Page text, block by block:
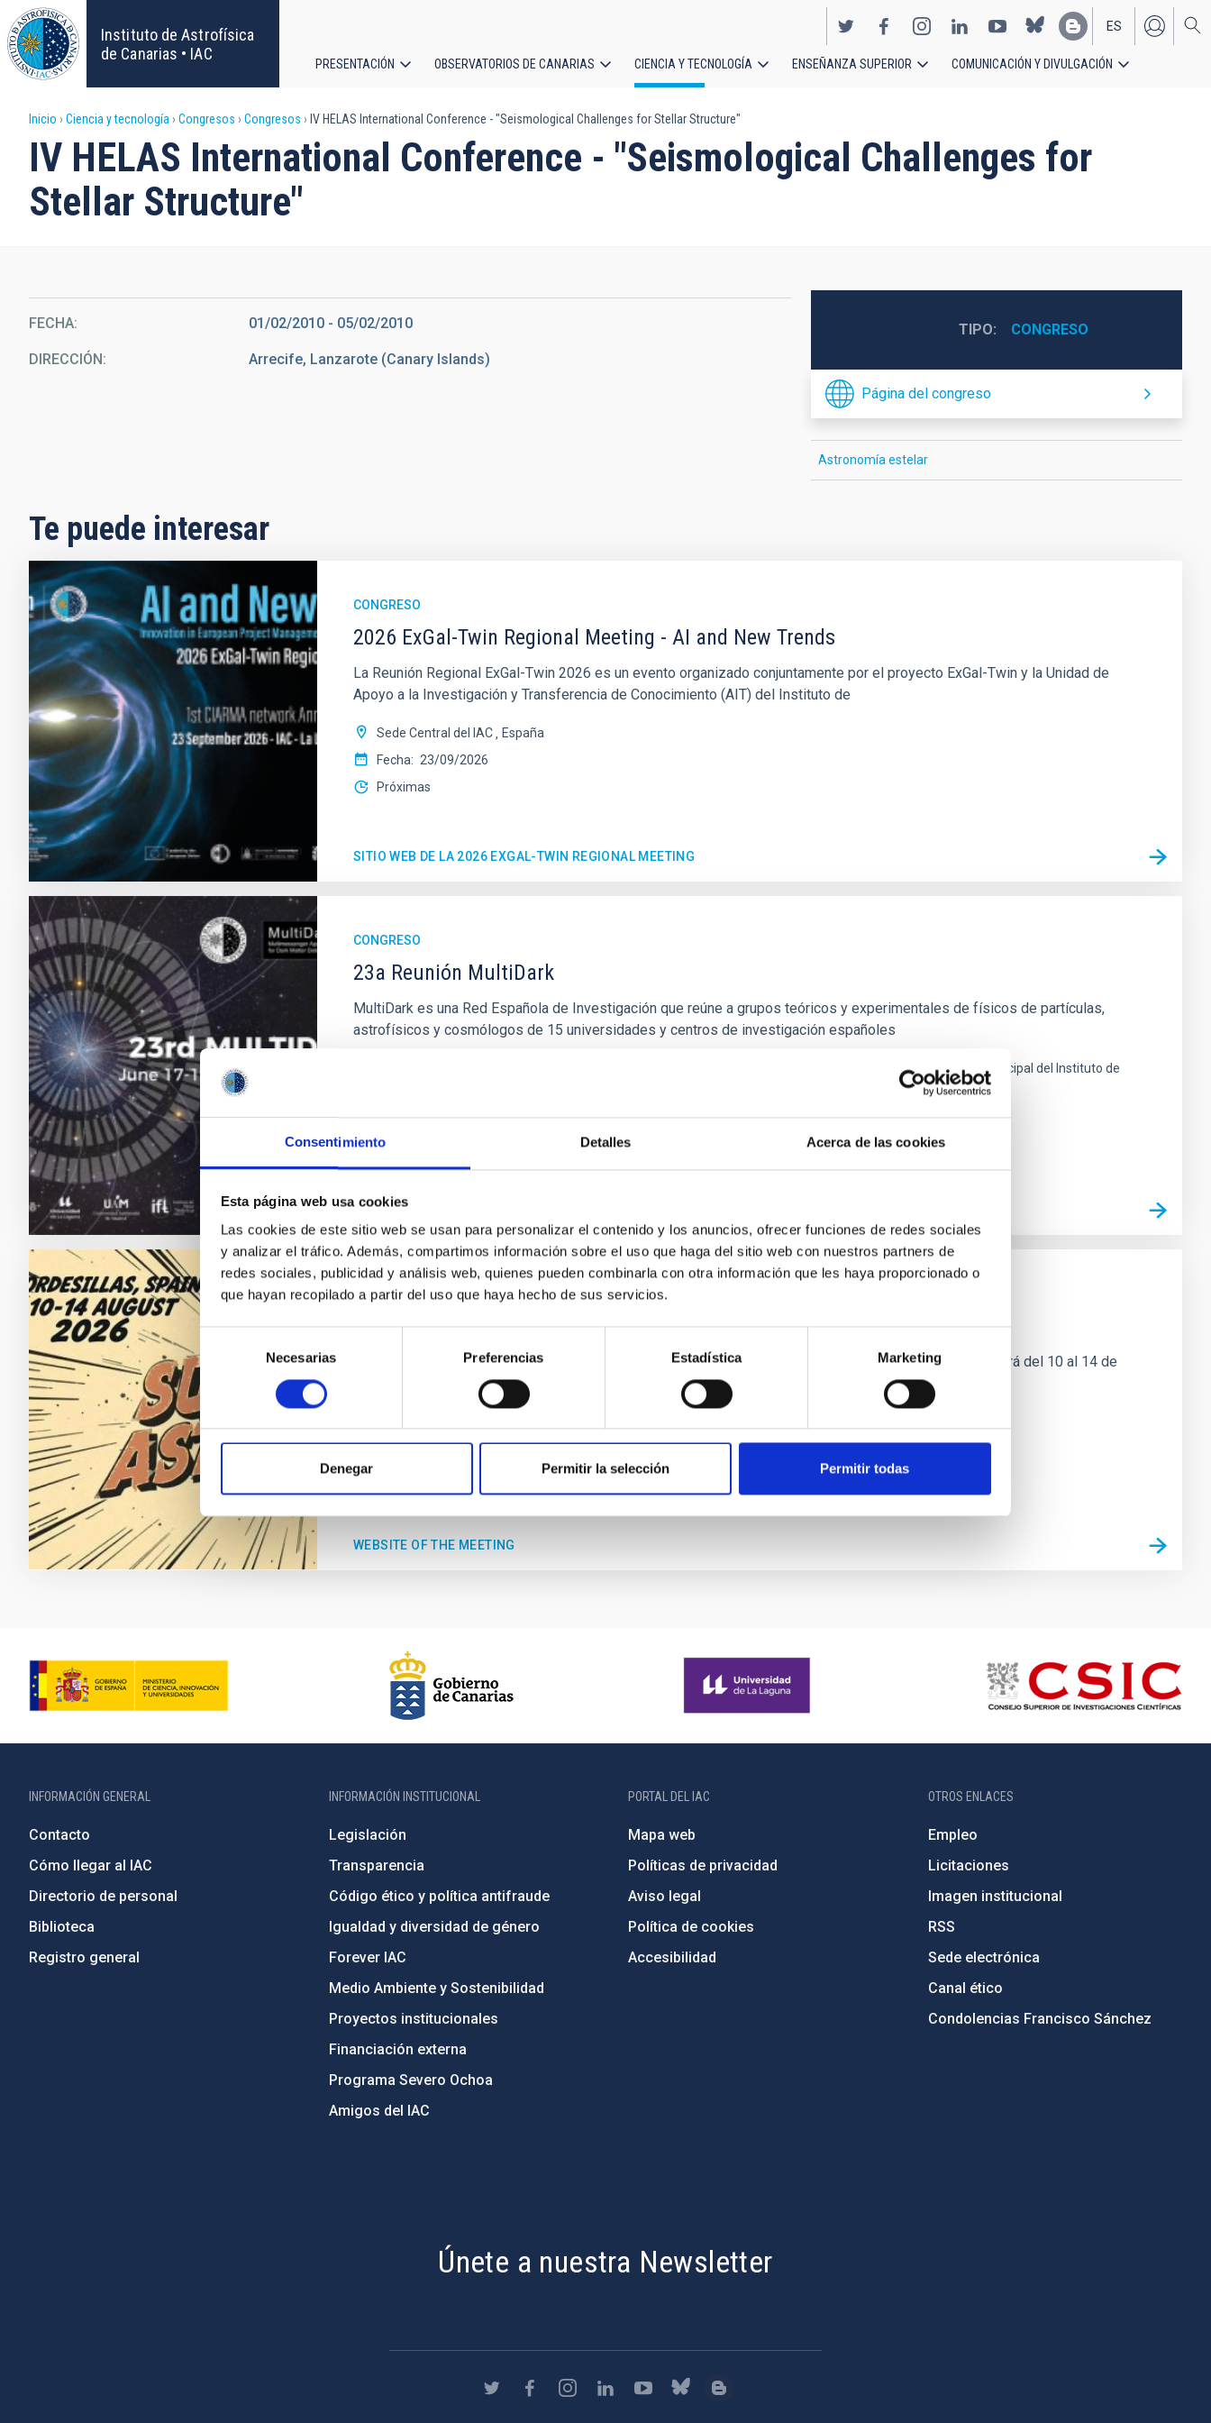
Consentimiento Detalles Acerca de las cookies
Esta página web usa cookies
Las cookies de este sitio web se usan para personalizar el contenido y los anuncios, ofrecer funciones de redes sociales
y analizar el tráfico. Además, compartimos información sobre el uso que haga del sitio web con nuestros partners de
redes sociales, publicidad y análisis web, quienes pueden combinarla con otra información que les haya proporcionado o
que hayan recopilado a partir del uso que haya hecho de sus servicios.
de
consentimiento
Necesarias Preferencias Estadística Marketing
Denegar Permitir la selección Permitir todas
Pasar
al
contenido
principal
Instituto de Astrofísica
de Canarias • IAC
EN
ES
principal
PRESENTACIÓN OBSERVATORIOS DE CANARIAS CIENCIA Y TECNOLOGÍA ENSEÑANZA SUPERIOR COMUNICACIÓN Y DIVULGACIÓN
Sobrescribir
enlaces
de
a
la
navegación
Inicio Ciencia y tecnología Congresos Congresos IV HELAS International Conference - "Seismological Challenges for Stellar Structure"
IV HELAS International Conference - "Seismological Challenges for
Stellar Structure"
FECHA 01/02/2010 - 05/02/2010
DIRECCIÓN Arrecife, Lanzarote (Canary Islands)
TIPO CONGRESO
Página del congreso
Astronomía estelar
Te puede interesar
CONGRESO
2026 ExGal-Twin Regional Meeting - AI and New Trends
La Reunión Regional ExGal-Twin 2026 es un evento organizado conjuntamente por el proyecto ExGal-Twin y la Unidad de
Apoyo a la Investigación y Transferencia de Conocimiento (AIT) del Instituto de
Sede Central del IAC
España
Fecha
23/09/2026
Próximas
SITIO WEB DE LA 2026 EXGAL-TWIN REGIONAL MEETING
CONGRESO
23a Reunión MultiDark
MultiDark es una Red Española de Investigación que reúne a grupos teóricos y experimentales de físicos de partículas,
astrofísicos y cosmólogos de 15 universidades y centros de investigación españoles
"Salón de actos" del "Museo de las Ciencias y el Cosmos" en San Cristóbal de La Laguna en frente al edificio principal del Instituto de
Anteriores
SITIO WEB DE LA 23A REUNIÓN MULTIDARK
CONGRESO
Substellar Astrophysics 2026
Nos complace anunciar la conferencia internacional SUBSTELLAR ASTROPHYSICS 2026, que se celebrará del 10 al 14 de
agosto cerca de la histórica ciudad de Tordesillas, en Castilla, España. Esta
Fecha
10/08/2026-14/08/2026
WEBSITE OF THE MEETING
INFORMACIÓN GENERAL
Contacto
Cómo llegar al IAC
Directorio de personal
Biblioteca
Registro general
INFORMACIÓN INSTITUCIONAL
Legislación
Transparencia
Código ético y política antifraude
Igualdad y diversidad de género
Forever IAC
Medio Ambiente y Sostenibilidad
Proyectos institucionales
Financiación externa
Programa Severo Ochoa
Amigos del IAC
PORTAL DEL IAC
Mapa web
Políticas de privacidad
Aviso legal
Política de cookies
Accesibilidad
OTROS ENLACES
Empleo
Licitaciones
Imagen institucional
RSS
Sede electrónica
Canal ético
Condolencias Francisco Sánchez
Únete a nuestra Newsletter